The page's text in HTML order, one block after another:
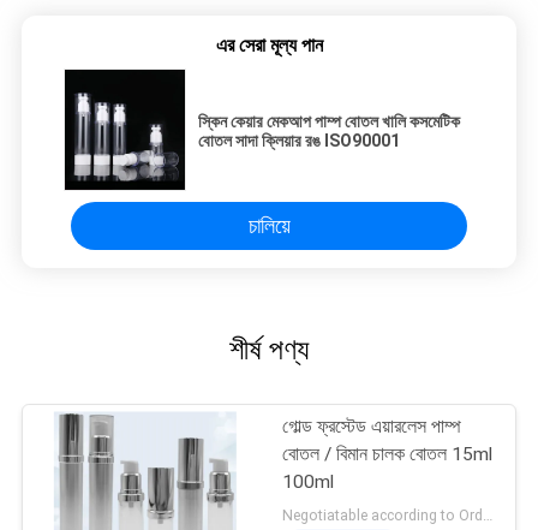
এর সেরা মূল্য পান
স্কিন কেয়ার মেকআপ পাম্প বোতল খালি কসমেটিক
বোতল সাদা ক্লিয়ার রঙ ISO90001
চালিয়ে
শীর্ষ পণ্য
গোল্ড ফ্রস্টেড এয়ারলেস পাম্প
বোতল / বিমান চালক বোতল 15ml
100ml
Negotiatable according to Order Quantity and printing Requirements MOQ:আকার প্রতি 3000pcs